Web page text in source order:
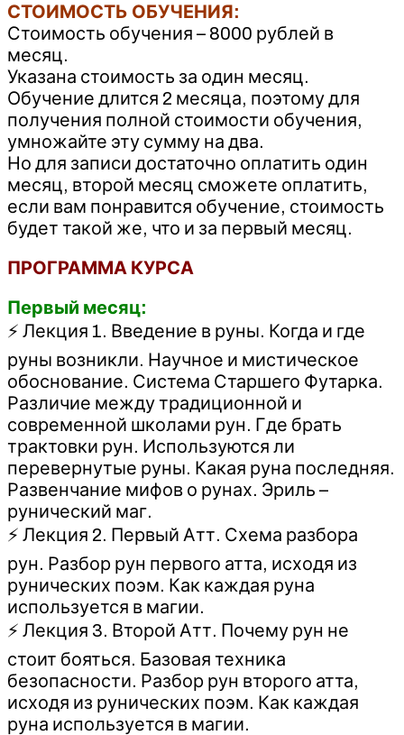
СТОИМОСТЬ ОБУЧЕНИЯ:
Стоимость обучения – 8000 рублей в
месяц.
Указана стоимость за один месяц.
Обучение длится 2 месяца, поэтому для
получения полной стоимости обучения,
умножайте эту сумму на два.
Но для записи достаточно оплатить один
месяц, второй месяц сможете оплатить,
если вам понравится обучение, стоимость
будет такой же, что и за первый месяц.
ПРОГРАММА КУРСА
Первый месяц:
⚡ Лекция 1. Введение в руны. Когда и где
руны возникли. Научное и мистическое
обоснование. Система Старшего Футарка.
Различие между традиционной и
современной школами рун. Где брать
трактовки рун. Используются ли
перевернутые руны. Какая руна последняя.
Развенчание мифов о рунах. Эриль –
рунический маг.
⚡ Лекция 2. Первый Атт. Схема разбора
рун. Разбор рун первого атта, исходя из
рунических поэм. Как каждая руна
используется в магии.
⚡ Лекция 3. Второй Атт. Почему рун не
стоит бояться. Базовая техника
безопасности. Разбор рун второго атта,
исходя из рунических поэм. Как каждая
руна используется в магии.